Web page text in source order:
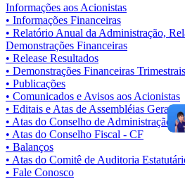
Informações aos Acionistas
• Informações Financeiras
• Relatório Anual da Administração,
Demonstrações Financeiras
• Release Resultados
• Demonstrações Financeiras Trimestrais
• Publicações
• Comunicados e Avisos aos Acionistas
• Editais e Atas de Assembléias Gerais
• Atas do Conselho de Administração -
• Atas do Conselho Fiscal - CF
• Balanços
• Atas do Comitê de Auditoria
• Fale Conosco